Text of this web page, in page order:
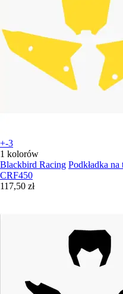
+-3
1 kolorów
Blackbird Racing Podkładka
CRF450
117,50 zł